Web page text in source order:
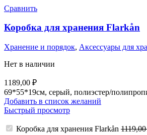
Сравнить
Коробка для хранения Flarkån
Хранение и порядок, Аксессуары для
Нет в наличии
1189,00 ₽
69*55*19см, серый, полиэстер/
Добавить в список желаний
Быстрый просмотр
Коробка для хранения Flarkån